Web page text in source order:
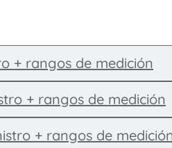
+ rangos de medición
+ rangos de medición
+ rangos de